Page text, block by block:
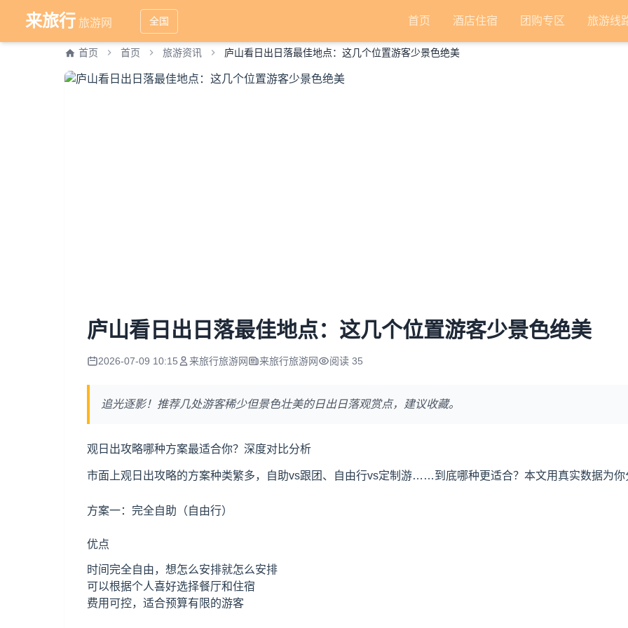
来旅行 旅游网 全国 首页 酒店住宿 团购专区 旅游线
首页 首页 旅游资讯 庐山看日出日落最佳地点：这几个位置游客少景色绝美
庐山看日出日落最佳地点：这几个位置游客少景色绝美
2026-07-09 10:15 来旅行旅游网 来旅行旅游网 阅读 35
追光逐影！推荐几处游客稀少但景色壮美的日出日落观赏点，建议收藏。
观日出攻略哪种方案最适合你？深度对比分析
市面上观日出攻略的方案种类繁多，自助vs跟团、自由行vs定制游……到底哪种更适合？本文用真实数据为你
方案一：完全自助（自由行）
优点
时间完全自由，想怎么安排就怎么安排
可以根据个人喜好选择餐厅和住宿
费用可控，适合预算有限的游客